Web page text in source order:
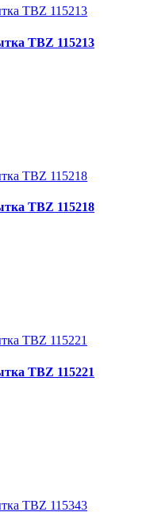
TBZ 115213
TBZ 115218
TBZ 115221